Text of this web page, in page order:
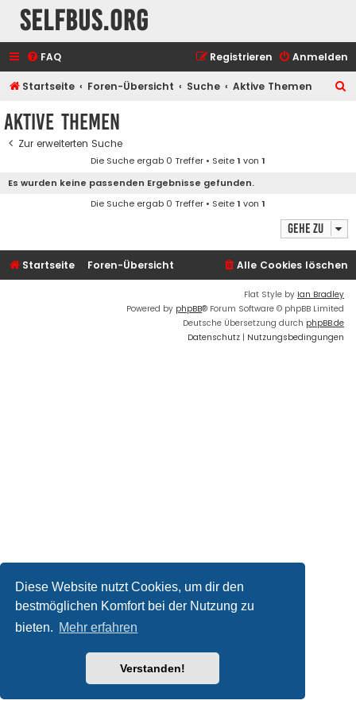
Diese Website nutzt Cookies, um dir den
bestmöglichen Komfort bei der Nutzung zu
bieten. Mehr erfahren
Verstanden!
selfbus.org
FAQ Anmelden
Registrieren
Startseite Foren-Übersicht Suche Aktive Themen
Aktive Themen
Zur erweiterten Suche
Die Suche ergab 0 Treffer • Seite1 von 1
Es wurden keine passenden Ergebnisse gefunden.
Die Suche ergab 0 Treffer • Seite1 von 1
Gehe zu
Startseite Foren-Übersicht Alle Cookies löschen
Flat Style by Ian Bradley
Powered by phpBB® Forum Software © phpBB Limited
Deutsche Übersetzung durch phpBB.de
Datenschutz | Nutzungsbedingungen